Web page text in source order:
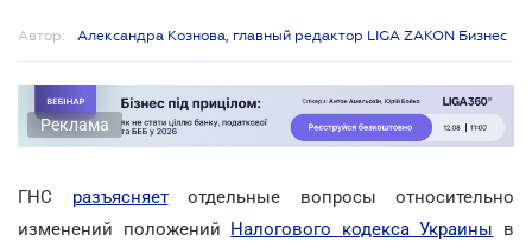
Автор: Александра Кознова, главный редактор LIGA ZAKON Бизнес
Реклама
ГНС разъясняетотдельные вопросы относительно
изменений положений Налогового кодекса Украины в